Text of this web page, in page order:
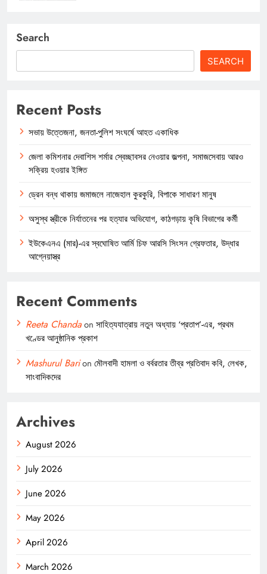
Search
SEARCH
Recent Posts
সভায় উত্তেজনা, জনতা-পুলিশ সংঘর্ষে আহত একাধিক
জেলা কমিশনার দেবাশিস শর্মার স্বেচ্ছাবসর নেওয়ার জল্পনা, সমাজসেবায় আরও
সক্রিয় হওয়ার ইঙ্গিত
ড্রেন বন্ধ থাকায় জমাজলে নাজেহাল কুরকুরি, বিপাকে সাধারণ মানুষ
অসুস্থ স্ত্রীকে নির্যাতনের পর হত্যার অভিযোগ, কাঠগড়ায় কৃষি বিভাগের কর্মী
ইউকেএনএ (মার)-এর স্বঘোষিত আর্মি চিফ আরসি সিংসন গ্রেফতার, উদ্ধার
আগ্নেয়াস্ত্র
Recent Comments
Reeta Chandaon সাহিত্যযাত্রায় নতুন অধ্যায় ‘প্রতাপ’-এর, প্রথম
খণ্ডের আনুষ্ঠানিক প্রকাশ
Mashurul Barion মৌলবাদী হামলা ও বর্বরতার তীব্র প্রতিবাদ কবি, লেখক,
সাংবাদিকদের
Archives
August 2026
July 2026
June 2026
May 2026
April 2026
March 2026